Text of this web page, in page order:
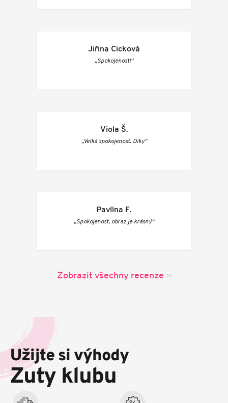
Jiřina Cicková
„Spokojenost!“
Viola Š.
„Velká spokojenost. Díky“
Pavlína F.
„Spokojenost, obraz je krásný“
Zobrazit všechny recenze
a
í
Užijte si výhody
Zuty klubu